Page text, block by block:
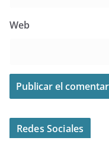
Web
Redes Sociales